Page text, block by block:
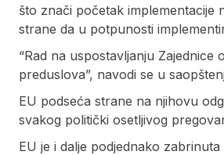
što znači početak implementacije
strane da u potpunosti
“Rad na uspostavljanju
preduslova”, navodi se u
EU podseća strane na njihovu
svakog politički osetljivog
EU je i dalje podjednako